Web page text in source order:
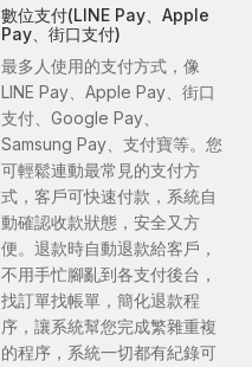
數位支付(LINE Pay、Apple
Pay、街口支付)
最多人使用的支付方式，像
LINE Pay、Apple Pay、街口
支付、Google Pay、
Samsung Pay、支付寶等。您
可輕鬆連動最常見的支付方
式，客戶可快速付款，系統自
動確認收款狀態，安全又方
便。退款時自動退款給客戶，
不用手忙腳亂到各支付後台，
找訂單找帳單，簡化退款程
序，讓系統幫您完成繁雜重複
的程序，系統一切都有紀錄可